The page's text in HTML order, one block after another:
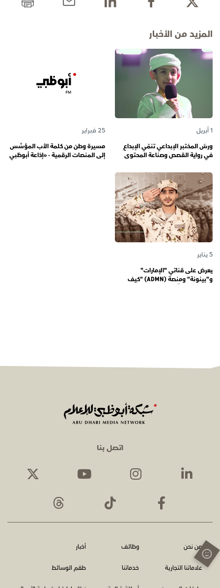
المزيد من الأخبار
1 أبريل
ورش المختبر الإبداعي تنمّي الإبداع
في رواية القصص وصناعة المحتوى
الصغار
25 فبراير
مسيرة وطن من كلمة الأب المؤسِّس
إلى المنصات الرقمية - «إذاعة أبوظبي
5 يناير
يعرض على قناتي "الإمارات"
و"بينونة" ومنصة (ADMN) "كيف
اتصل بنا
من نحن وظائف أخبار
علاماتنا التجارية خدماتنا طقم الوسائط